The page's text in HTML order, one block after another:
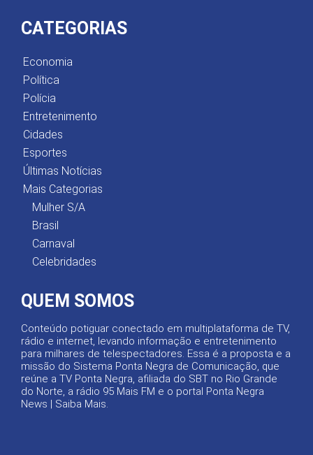
CATEGORIAS
Economia
Política
Polícia
Entretenimento
Cidades
Esportes
Últimas Notícias
Mais Categorias
Mulher S/A
Brasil
Carnaval
Celebridades
QUEM SOMOS
Conteúdo potiguar conectado em multiplataforma de TV,
rádio e internet, levando informação e entretenimento
para milhares de telespectadores. Essa é a proposta e a
missão do Sistema Ponta Negra de Comunicação, que
reúne a TV Ponta Negra, afiliada do SBT no Rio Grande
do Norte, a rádio 95 Mais FM e o portal Ponta Negra
News | Saiba Mais.